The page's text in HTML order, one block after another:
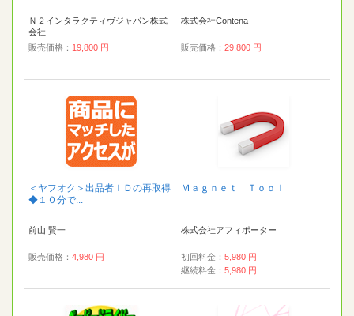
Ｎ２インタラクティヴジャパン株式
会社
販売価格： 19,800 円
株式会社Contena
販売価格： 29,800 円
＜ヤフオク＞出品者ＩＤの再取得
◆１０分で...
前山 賢一
販売価格： 4,980 円
Ｍａｇｎｅｔ Ｔｏｏｌ
株式会社アフィポーター
初回料金： 5,980 円
継続料金： 5,980 円